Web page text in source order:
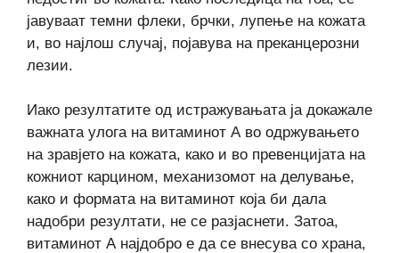
јавуваат темни флеки, брчки, лупење на кожата
и, во најлош случај, појавува на преканцерозни
лезии.
Иако резултатите од истражувањата ја докажале
важната улога на витаминот А во одржувањето
на зравјето на кожата, како и во превенцијата на
кожниот карцином, механизомот на делување,
како и формата на витаминот која би дала
надобри резултати, не се разјаснети. Затоа,
витаминот А најдобро е да се внесува со храна,